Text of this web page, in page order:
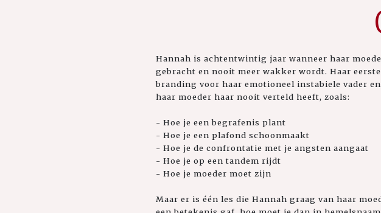
Hannah is achtentwintig jaar wanneer haar
gebracht en nooit meer wakker wordt. Haar
branding voor haar emotioneel instabiele vader
haar moeder haar nooit verteld heeft, zoals:
- Hoe je een begrafenis plant
- Hoe je een plafond schoonmaakt
- Hoe je de confrontatie met je angsten aangaat
- Hoe je op een tandem rijdt
- Hoe je moeder moet zijn
Maar er is één les die Hannah graag van haar